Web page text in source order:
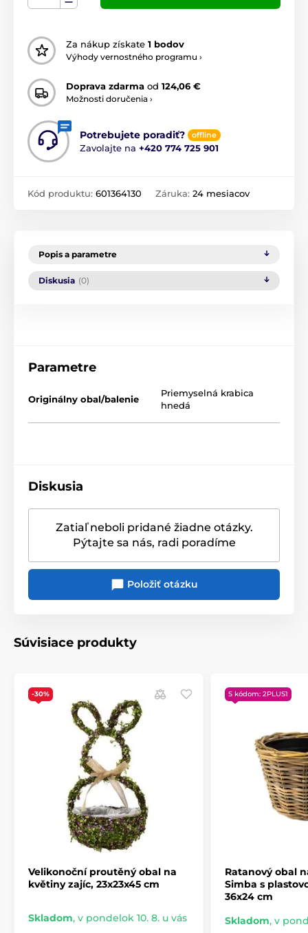
Za nákup získate 1 bodov
Výhody vernostného programu ›
Doprava zdarma od 124,06 €
Možnosti doručenia ›
Potrebujete poradiť? offline
Zavolajte na +420 774 725 901
Kód produktu: 601364130 Záruka: 24 mesiacov
Popis a parametre
Diskusia (0)
Parametre
Originálny obal/balenie
Priemyselná krabica
hnedá
Diskusia
Zatiaľ neboli pridané žiadne otázky.
Pýtajte sa nás, radi poradíme
Položiť otázku
Súvisiace produkty
-30%
Velikonoční proutěný obal na
květiny zajíc, 23x23x45 cm
Skladom, v pondelok 10. 8. u vás
S kódom: 2PLUS1
Ratanový obal
Simba s
36x24 cm
Skladom, v